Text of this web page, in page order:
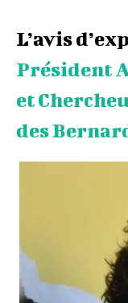
L’avis
Président
et
des